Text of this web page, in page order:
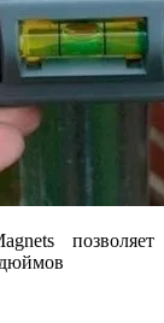
позволяет
дюймов